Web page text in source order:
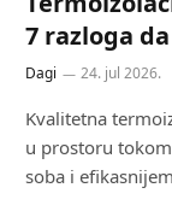
7 razloga
Dagi 24. jul 2026.
Kvalitetna
u prostoru
soba i